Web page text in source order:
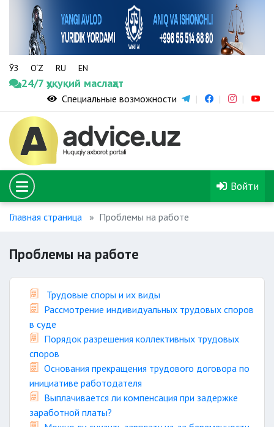
ЎЗ O‘Z RU EN
24/7 ҳуқуқий маслаҳат
Специальные возможности
Войти
Главная страница Проблемы на работе
Проблемы на работе
Трудовые споры и их виды
Рассмотрение индивидуальных трудовых споров
в суде
Порядок разрешения коллективных трудовых
споров
Основания прекращения трудового договора по
инициативе работодателя
Выплачивается ли компенсация при задержке
заработной платы?